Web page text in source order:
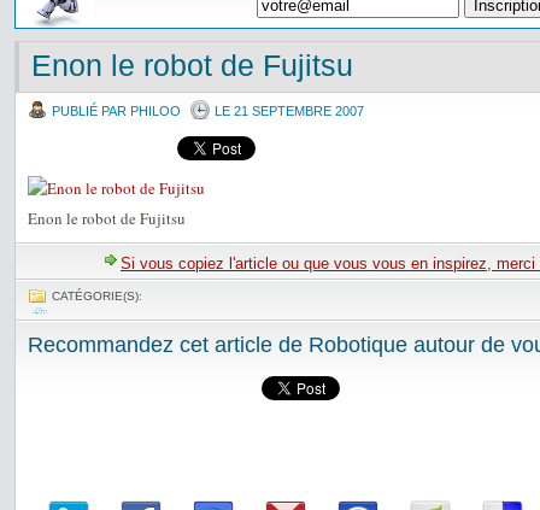
Enon le robot de Fujitsu
PUBLIÉ PAR PHILOO LE 21 SEPTEMBRE 2007
Enon le robot de Fujitsu
Si vous copiez l'article ou que vous vous en inspirez,
CATÉGORIE(S):
Recommandez cet article de Robotique autour de